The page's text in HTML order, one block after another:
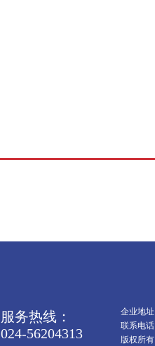
服务热线：
024-56204313
企业地
联系电话
版权所